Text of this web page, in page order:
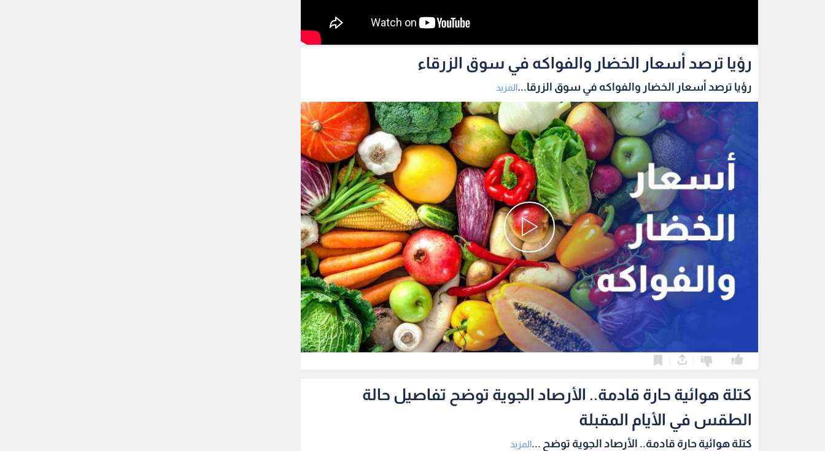
رؤيا ترصد أسعار الخضار والفواكه في سوق الزرقاء
رؤيا ترصد أسعار الخضار والفواكه في سوق الزرقا...المزيد
كتلة هوائية حارة قادمة.. الأرصاد الجوية توضح تفاصيل حالة
الطقس في الأيام المقبلة
كتلة هوائية حارة قادمة.. الأرصاد الجوية توضح ...المزيد